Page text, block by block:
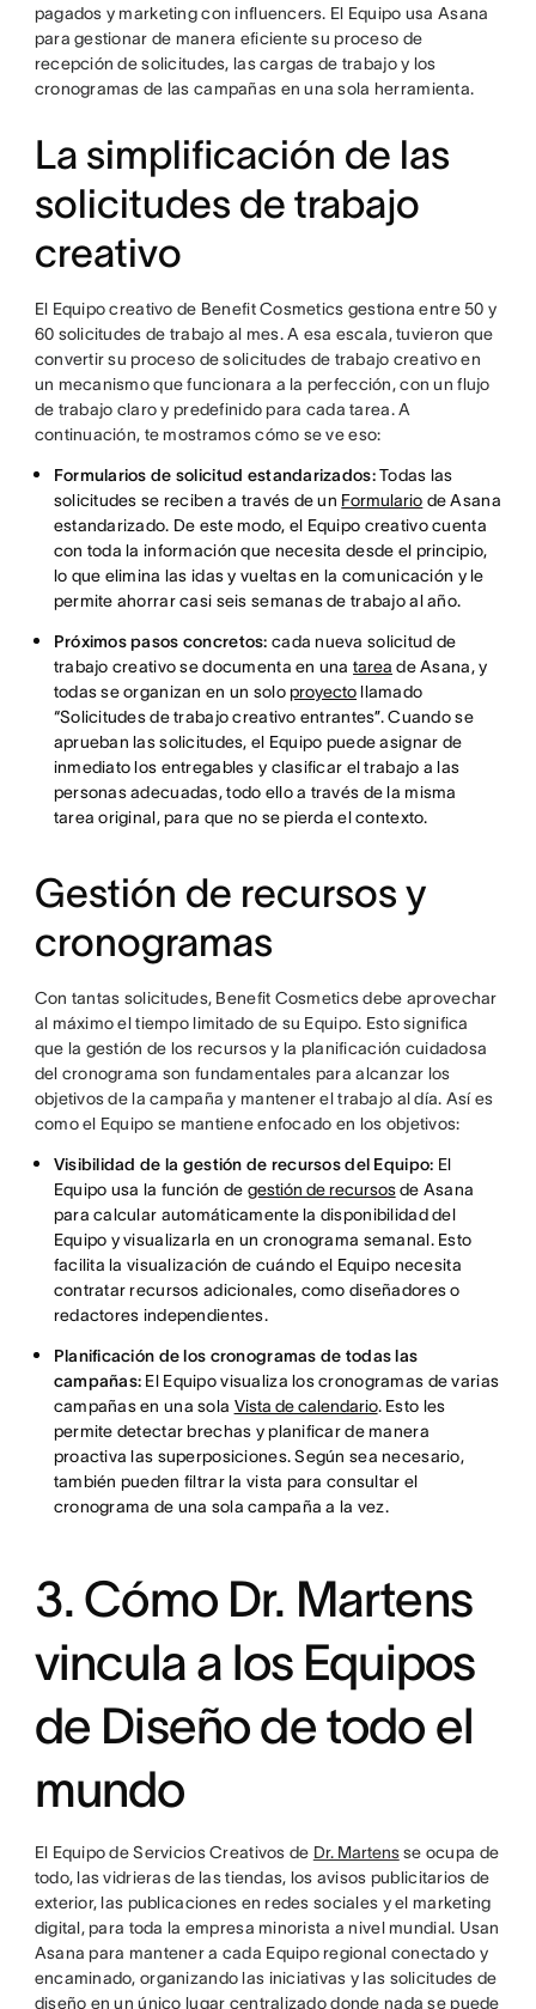
pagados y marketing con influencers. El Equipo usa Asana
para gestionar de manera eficiente su proceso de
recepción de solicitudes, las cargas de trabajo y los
cronogramas de las campañas en una sola herramienta.
La simplificación de las
solicitudes de trabajo
creativo
El Equipo creativo de Benefit Cosmetics gestiona entre 50 y
60 solicitudes de trabajo al mes. A esa escala, tuvieron que
convertir su proceso de solicitudes de trabajo creativo en
un mecanismo que funcionara a la perfección, con un flujo
de trabajo claro y predefinido para cada tarea. A
continuación, te mostramos cómo se ve eso:
Formularios de solicitud estandarizados:Todas las
solicitudes se reciben a través de un Formulario de Asana
estandarizado. De este modo, el Equipo creativo cuenta
con toda la información que necesita desde el principio,
lo que elimina las idas y vueltas en la comunicación y le
permite ahorrar casi seis semanas de trabajo al año.
Próximos pasos concretos: cada nueva solicitud de
trabajo creativo se documenta en unatarea de Asana, y
todas se organizan en un soloproyectollamado
“Solicitudes de trabajo creativo entrantes”. Cuando se
aprueban las solicitudes, el Equipo puede asignar de
inmediato los entregables y clasificar el trabajo a las
personas adecuadas, todo ello a través de la misma
tarea original, para que no se pierda el contexto.
Gestión de recursos y
cronogramas
Con tantas solicitudes, Benefit Cosmetics debe aprovechar
al máximo el tiempo limitado de su Equipo. Esto significa
que la gestión de los recursos y la planificación cuidadosa
del cronograma son fundamentales para alcanzar los
objetivos de la campaña y mantener el trabajo al día. Así es
como el Equipo se mantiene enfocado en los objetivos:
Visibilidad de la gestión de recursos del Equipo: El
Equipo usa la función de gestión de recursosde Asana
para calcular automáticamente la disponibilidad del
Equipo y visualizarla en un cronograma semanal. Esto
facilita la visualización de cuándo el Equipo necesita
contratar recursos adicionales, como diseñadores o
redactores independientes.
Planificación de los cronogramas de todas las
campañas: El Equipo visualiza los cronogramas de varias
campañas en una sola Vista de calendario. Esto les
permite detectar brechas y planificar de manera
proactiva las superposiciones. Según sea necesario,
también pueden filtrar la vista para consultar el
cronograma de una sola campaña a la vez.
3. Cómo Dr. Martens
vincula a los Equipos
de Diseño de todo el
mundo
El Equipo de Servicios Creativos de Dr. Martensse ocupa de
todo, las vidrieras de las tiendas, los avisos publicitarios de
exterior, las publicaciones en redes sociales y el marketing
digital, para toda la empresa minorista a nivel mundial. Usan
Asana para mantener a cada Equipo regional conectado y
encaminado, organizando las iniciativas y las solicitudes de
diseño en un único lugar centralizado donde nada se puede